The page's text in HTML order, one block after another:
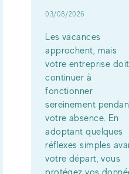
03/08/2026
Les vacances
approchent, mais
votre entreprise doit
continuer à
fonctionner
sereinement
votre absence. En
adoptant quelques
réflexes simples
votre départ, vous